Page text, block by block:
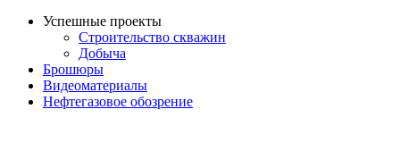
Успешные проекты
Строительство скважин
Добыча
Брошюры
Видеоматериалы
Нефтегазовое обозрение